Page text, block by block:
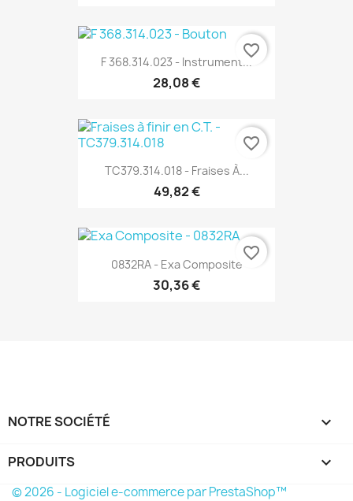
F 368.314.023 - Instrument...
28,08 €
favorite_border
TC379.314.018 - Fraises À...
49,82 €
favorite_border
0832RA - Exa Composite
30,36 €
favorite_border
NOTRE SOCIÉTÉ 
PRODUITS 
© 2026 - Logiciel e-commerce par PrestaShop™